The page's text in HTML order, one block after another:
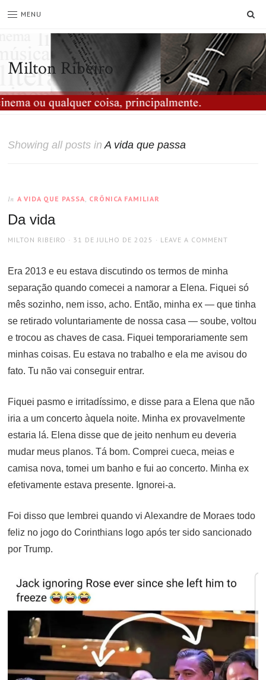
MENU
Milton Ribeiro
Showing all posts inA vida que passa
In A VIDA QUE PASSA, CRÔNICA FAMILIAR
Da vida
AUTHOR
MILTON RIBEIRO
POSTED
31 DE JULHO DE 2025 LEAVE A COMMENT
Era 2013 e eu estava discutindo os termos de minha
separação quando comecei a namorar a Elena. Fiquei só
mês sozinho, nem isso, acho. Então, minha ex — que tinha
se retirado voluntariamente de nossa casa — soube, voltou
e trocou as chaves de casa. Fiquei temporariamente sem
minhas coisas. Eu estava no trabalho e ela me avisou do
fato. Tu não vai conseguir entrar.
Fiquei pasmo e irritadíssimo, e disse para a Elena que não
iria a um concerto àquela noite. Minha ex provavelmente
estaria lá. Elena disse que de jeito nenhum eu deveria
mudar meus planos. Tá bom. Comprei cueca, meias e
camisa nova, tomei um banho e fui ao concerto. Minha ex
efetivamente estava presente. Ignorei-a.
Foi disso que lembrei quando vi Alexandre de Moraes todo
feliz no jogo do Corinthians logo após ter sido sancionado
por Trump.